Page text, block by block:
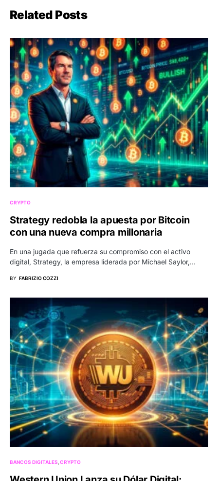
Related Posts
CRYPTO
Strategy redobla la apuesta por Bitcoin
con una nueva compra millonaria
En una jugada que refuerza su compromiso con el activo
digital, Strategy, la empresa liderada por Michael Saylor,…
BY FABRIZIO COZZI
BANCOS DIGITALES CRYPTO